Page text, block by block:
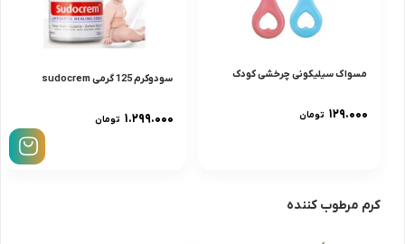
مسواک سیلیکونی چرخشی کودک
۱۲۹.۰۰۰ تومان
سودوکرم 125 گرمى sudocrem
۱.۲۹۹.۰۰۰ تومان
کرم مرطوب کننده